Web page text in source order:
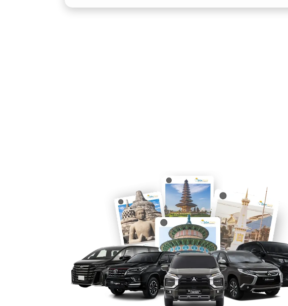
Jalanan di Lombok tidak selalu mulus. Beberapa
Di Salsa Wisata, tersedia unit Xpander matic dan
keleluasaan bagi pengguna untuk memilih sesuai
wisatawan domestik maupun mancanegara.
4. Tersedia Layanan Lepas Kunci dan
Kebutuhan pelanggan berbeda-beda, karenanya
Salsa Wisata menyediakan layanan lepas kunci bagi
berkendara sendiri. Sementara bagi yang
tanpa harus menyetir, tersedia opsi dengan sopir
memahami rute wisata dan kondisi lalu lintas